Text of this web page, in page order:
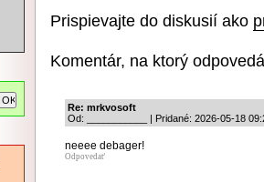
Prispievajte do diskusií ako
Komentár, na ktorý
Re: mrkvosoft
Od: ___________ | Pridané: 2026-05-18
neeee debager!
Odpovedať